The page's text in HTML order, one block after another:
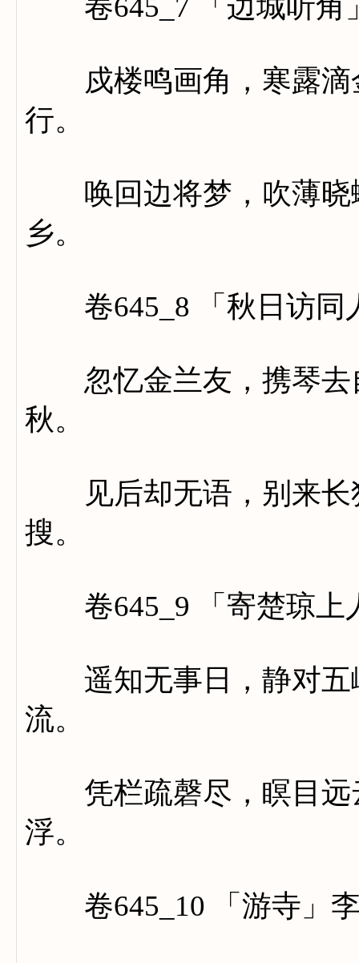
卷645_7 「边城听角
戍楼鸣画角，寒露滴
行。
唤回边将梦，吹薄晓
乡。
卷645_8 「秋日访同
忽忆金兰友，携琴去
秋。
见后却无语，别来长
搜。
卷645_9 「寄楚琼上
遥知无事日，静对五
流。
凭栏疏磬尽，瞑目远
浮。
卷645_10 「游寺」